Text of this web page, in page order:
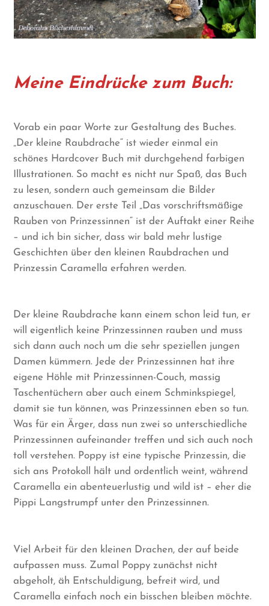
Meine Eindrücke zum Buch:
Vorab ein paar Worte zur Gestaltung des Buches.
„Der kleine Raubdrache“ ist wieder einmal ein
schönes Hardcover Buch mit durchgehend farbigen
Illustrationen. So macht es nicht nur Spaß, das Buch
zu lesen, sondern auch gemeinsam die Bilder
anzuschauen. Der erste Teil „Das vorschriftsmäßige
Rauben von Prinzessinnen“ ist der Auftakt einer Reihe
– und ich bin sicher, dass wir bald mehr lustige
Geschichten über den kleinen Raubdrachen und
Prinzessin Caramella erfahren werden.
Der kleine Raubdrache kann einem schon leid tun, er
will eigentlich keine Prinzessinnen rauben und muss
sich dann auch noch um die sehr speziellen jungen
Damen kümmern. Jede der Prinzessinnen hat ihre
eigene Höhle mit Prinzessinnen-Couch, massig
Taschentüchern aber auch einem Schminkspiegel,
damit sie tun können, was Prinzessinnen eben so tun.
Was für ein Ärger, dass nun zwei so unterschiedliche
Prinzessinnen aufeinander treffen und sich auch noch
toll verstehen. Poppy ist eine typische Prinzessin, die
sich ans Protokoll hält und ordentlich weint, während
Caramella ein abenteuerlustig und wild ist – eher die
Pippi Langstrumpf unter den Prinzessinnen.
Viel Arbeit für den kleinen Drachen, der auf beide
aufpassen muss. Zumal Poppy zunächst nicht
abgeholt, äh Entschuldigung, befreit wird, und
Caramella einfach noch ein bisschen bleiben möchte.